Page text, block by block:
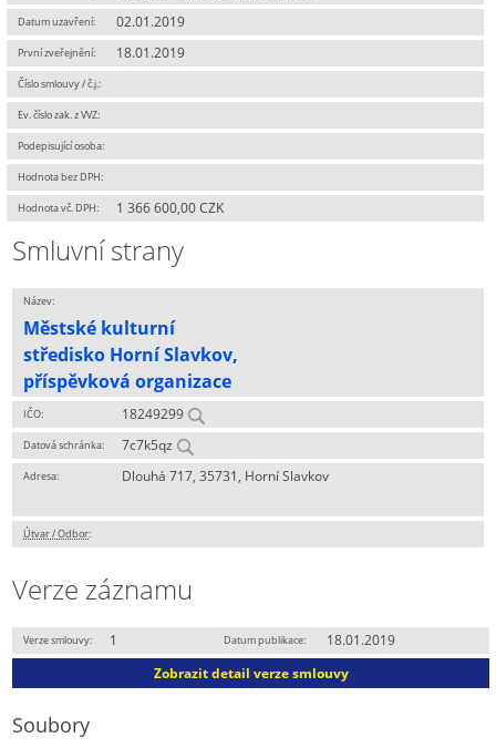
Datum uzavření: 02.01.2019
První zveřejnění: 18.01.2019
Číslo smlouvy / č.j.:
Ev. číslo zak. z VVZ:
Podepisující osoba:
Hodnota bez DPH:
Hodnota vč. DPH: 1 366 600,00 CZK
Smluvní strany
Název:
Městské kulturní
středisko Horní Slavkov,
příspěvková organizace
IČO: 18249299
Datová schránka: 7c7k5qz
Adresa: Dlouhá 717, 35731, Horní Slavkov
Útvar / Odbor:
Verze záznamu
Verze smlouvy: 1 Datum publikace:
18.01.2019
Zobrazit detail verze smlouvy
Soubory